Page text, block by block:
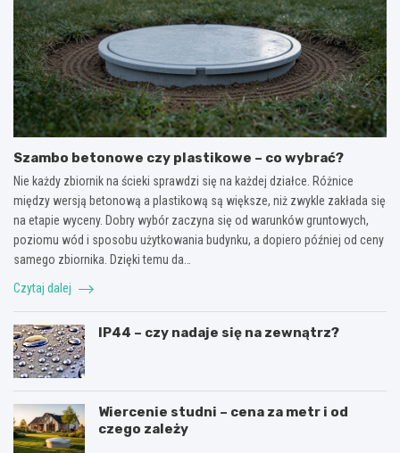
Szambo betonowe czy plastikowe – co wybrać?
Nie każdy zbiornik na ścieki sprawdzi się na każdej działce. Różnice
między wersją betonową a plastikową są większe, niż zwykle zakłada się
na etapie wyceny. Dobry wybór zaczyna się od warunków gruntowych,
poziomu wód i sposobu użytkowania budynku, a dopiero później od ceny
samego zbiornika. Dzięki temu da…
Czytaj dalej
IP44 – czy nadaje się na zewnątrz?
Wiercenie studni – cena za metr i od
czego zależy